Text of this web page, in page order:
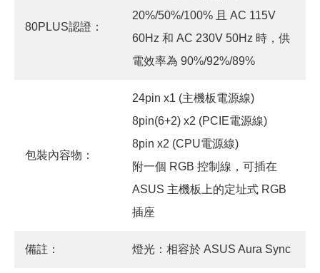
80PLUS認證：
20%/50%/100% 且 AC 115V
60Hz 和 AC 230V 50Hz 時，供
電效率為 90%/92%/89%
包裝內容物：
24pin x1 (主機板電源線)
8pin(6+2) x2 (PCIE電源線)
8pin x2 (CPU電源線)
附一個 RGB 控制線，可插在
ASUS 主機板上的定址式 RGB
插座
備註： 燈光：相容於 ASUS Aura Sync